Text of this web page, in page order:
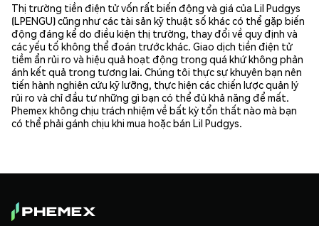
Thị trường tiền điện tử vốn rất biến động và giá của Lil Pudgys
(LPENGU) cũng như các tài sản kỹ thuật số khác có thể gặp biến
động đáng kể do điều kiện thị trường, thay đổi về quy định và
các yếu tố không thể đoán trước khác. Giao dịch tiền điện tử
tiềm ẩn rủi ro và hiệu quả hoạt động trong quá khứ không phản
ánh kết quả trong tương lai. Chúng tôi thực sự khuyên bạn nên
tiến hành nghiên cứu kỹ lưỡng, thực hiện các chiến lược quản lý
rủi ro và chỉ đầu tư những gì bạn có thể đủ khả năng để mất.
Phemex không chịu trách nhiệm về bất kỳ tổn thất nào mà bạn
có thể phải gánh chịu khi mua hoặc bán Lil Pudgys.